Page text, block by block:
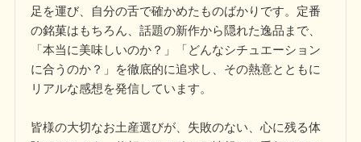
足を運び、自分の舌で確かめたものばかりです。定番
の銘菓はもちろん、話題の新作から隠れた逸品まで、
「本当に美味しいのか？」「どんなシチュエーション
に合うのか？」を徹底的に追求し、その熱意とともに
リアルな感想を発信しています。
皆様の大切なお土産選びが、失敗のない、心に残る体